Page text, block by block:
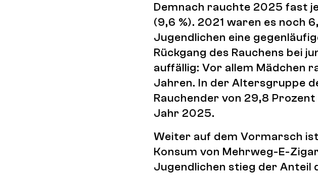
Demnach rauchte 2025 fast
(9,6 %). 2021 waren es noch
Jugendlichen eine
Rückgang des Rauchens bei
auffällig: Vor allem Mädchen
Jahren. In der Altersgruppe
Rauchender von 29,8
Jahr 2025.
Weiter auf dem Vormarsch
Konsum von Mehrweg-E-
Jugendlichen stieg der Anteil